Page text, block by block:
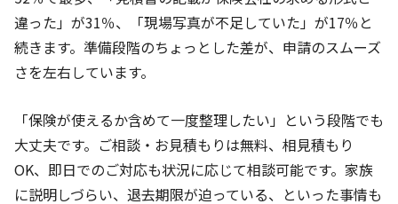
違った」が31％、「現場写真が不足していた」が17％ と
続きます。準備段階のちょっとした差が、申請のスムーズ
さを左右しています。
「保険が使えるか含めて一度整理したい」という段階でも
大丈夫です。ご相談・お見積もりは無料、相見積もり
OK、即日でのご対応も状況に応じて相談可能です。家族
に説明しづらい、退去期限が迫っている、といった事情も